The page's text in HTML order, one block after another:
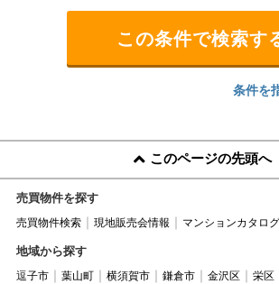
条件を
このページの先頭へ
売買物件を探す
売買物件検索 現地販売会情報 マンションカタログ
地域から探す
逗子市 葉山町 横須賀市 鎌倉市 金沢区 栄区